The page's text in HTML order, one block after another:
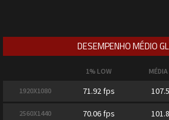
DESEMPENHO MÉDIO
1% LOW MÉDIA
1920X1080 71.92 fps
2560X1440 70.06 fps